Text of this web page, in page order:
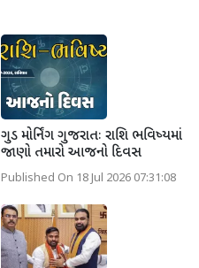
ગુડ મોર્નિંગ ગુજરાતઃ રાશિ ભવિષ્યમાં
જાણો તમારો આજનો દિવસ
Published On 18 Jul 2026 07:31:08